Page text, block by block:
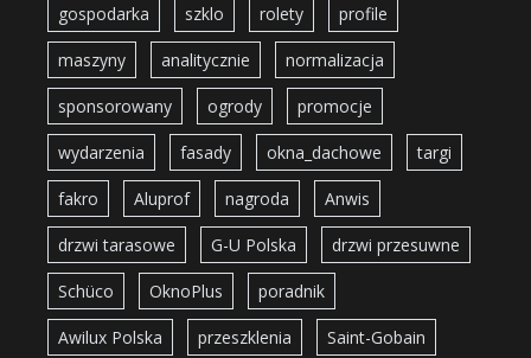
gospodarka szklo rolety profile
maszyny analitycznie normalizacja
sponsorowany ogrody promocje
wydarzenia fasady okna_dachowe targi
fakro Aluprof nagroda Anwis
drzwi tarasowe G-U Polska drzwi przesuwne
Schüco OknoPlus poradnik
Awilux Polska przeszklenia Saint-Gobain